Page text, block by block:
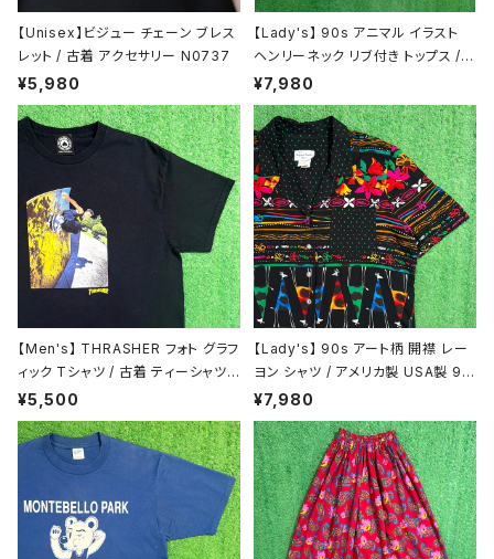
デニムパンツ
カジュアルパンツ
スラックス
ハーフパンツ
スカート
ワンピース
長袖
サロペット / オールインワン / セットアップ
スウェット / パーカー
ジャケット / アウター
アクセサリー / グッズ
【Unisex】ビジュー チェーン ブレス
レット / 古着 アクセサリー N0737
¥5,980
【Lady's】 90s アニマル イラスト
ヘンリーネック リブ付き トップス /
アメリカ製 USA製 90年代 古着 レ
ディース 総柄 Tシャツ ティーシャツ
T-Shirt 2177
¥7,980
【Men's】 THRASHER フォト グラフ
ィック Tシャツ / 古着 ティーシャツ
T-Shirt スラッシャー N1468
¥5,500
【Lady's】 90s アート柄 開襟 レー
ヨン シャツ / アメリカ製 USA製 90
年代 古着 半袖 レディース 総柄 柄
シャツ N1446
¥7,980